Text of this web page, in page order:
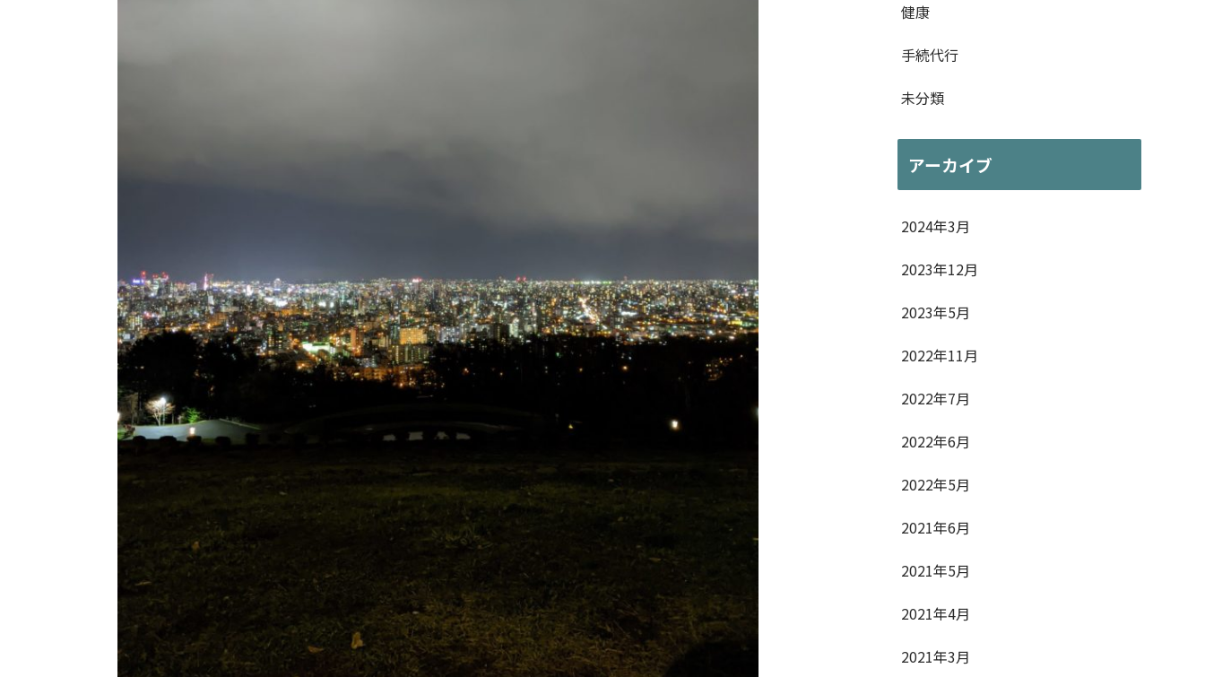
健康
手続代行
未分類
アーカイブ
2024年3月
2023年12月
2023年5月
2022年11月
2022年7月
2022年6月
2022年5月
2021年6月
2021年5月
2021年4月
2021年3月